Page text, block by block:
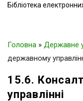
Бібліотека
Головна » Державне
державному
15.6.
управлінні